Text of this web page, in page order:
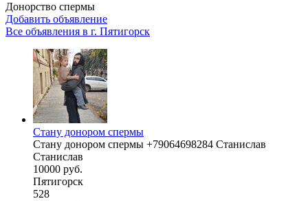
Донорство спермы
Добавить объявление
Все объявления в г. Пятигорск
Стану донором спермы
Стану донором спермы +79064698284 Станислав
Станислав
10000 руб.
Пятигорск
528